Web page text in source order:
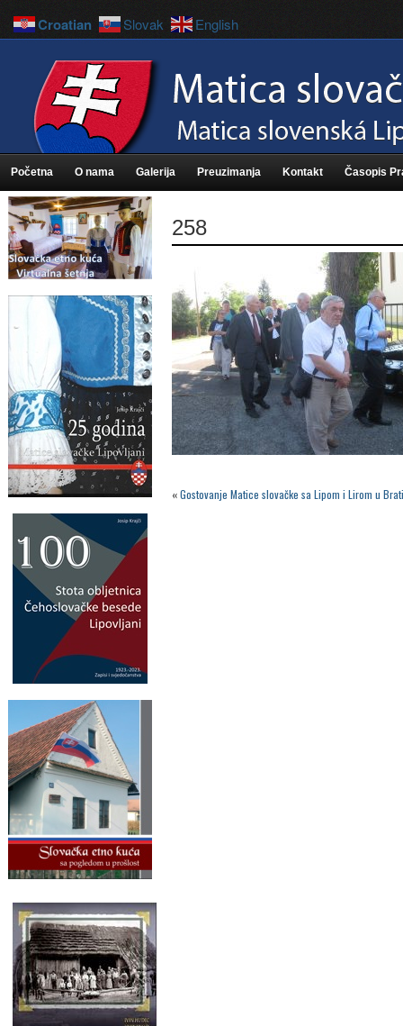
Početna O nama Galerija Preuzimanja Kontakt Časopis
258
«Gostovanje Matice slovačke sa Lipom i Lirom u
Croatian Slovak English